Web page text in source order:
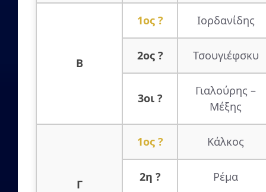
Β
1ος ? Ιορδανίδης
2ος ? Τσουγιέφσκυ
3οι ?
Γιαλούρης –
Μέξης
Γ
1ος ? Κάλκος
2η ? Ρέμα